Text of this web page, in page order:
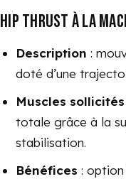
HIP THRUST À LA
Description :
doté d’une
Muscles sollicités
totale grâce à la
stabilisation.
Bénéfices :